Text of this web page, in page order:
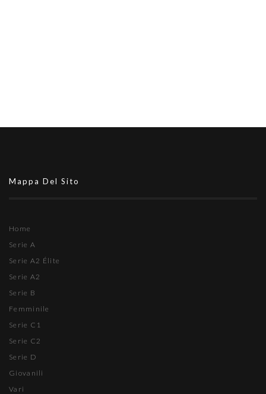
Mappa Del Sito
Home
Serie A
Serie A2 Élite
Serie A2
Serie B
Femminile
Serie C1
Serie C2
Serie D
Giovanili
Vari